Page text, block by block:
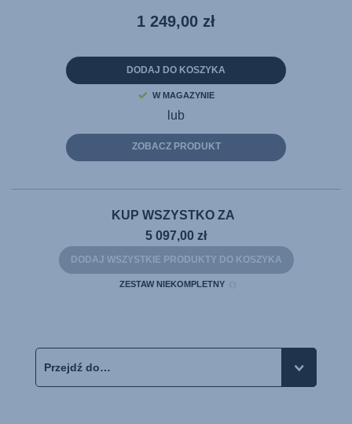
1 249,00 zł
DODAJ DO KOSZYKA
W MAGAZYNIE
lub
ZOBACZ PRODUKT
KUP WSZYSTKO ZA
5 097,00 zł
DODAJ WSZYSTKIE PRODUKTY DO KOSZYKA
ZESTAW NIEKOMPLETNY